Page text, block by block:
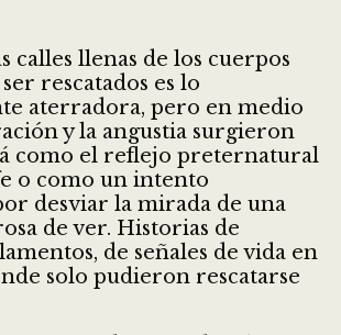
calles llenas de los cuerpos
rescatados es lo
aterradora, pero en medio
y la angustia surgieron
como el reflejo preternatural
o como un intento
desviar la mirada de una
de ver. Historias de
de señales de vida en
solo pudieron rescatarse